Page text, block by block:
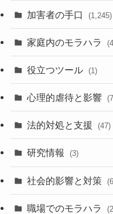
加害者の手口 (1,245)
家庭内のモラハラ
役立つツール (1)
心理的虐待と影響
法的対処と支援 (47)
研究情報 (3)
社会的影響と対策
職場でのモラハラ